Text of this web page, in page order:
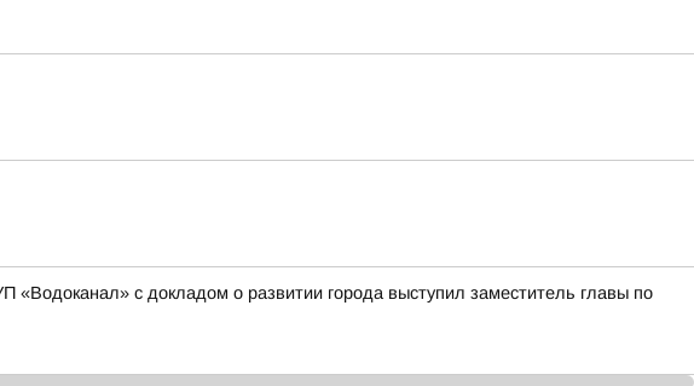
с докладом о развитии города выступил заместитель главы по